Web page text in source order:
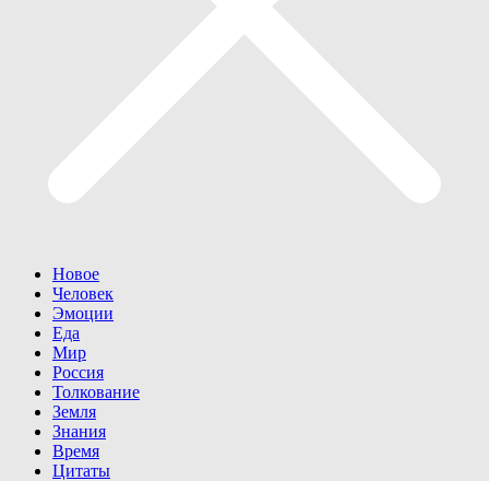
Новое
Человек
Эмоции
Еда
Мир
Россия
Толкование
Земля
Знания
Время
Цитаты